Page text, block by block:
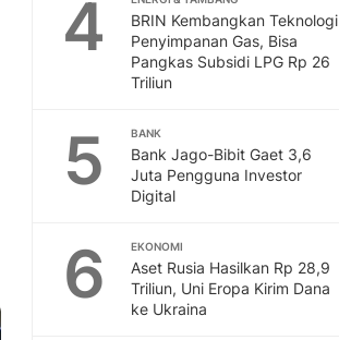
4
BRIN Kembangkan Teknologi
Penyimpanan Gas, Bisa
Pangkas Subsidi LPG Rp 26
Triliun
5 BANK
Bank Jago-Bibit Gaet 3,6
Juta Pengguna Investor
Digital
6 EKONOMI
Aset Rusia Hasilkan Rp 28,9
Triliun, Uni Eropa Kirim Dana
ke Ukraina